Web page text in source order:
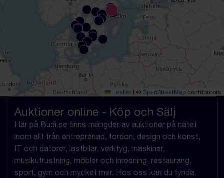
Leaflet © OpenStreetMap contributors
Auktioner online - Köp och Sälj
Här på Budi.se finns mängder av auktioner på nätet
inom allt från entreprenad, fordon, design och konst,
IT och datorer, lastbilar, verktyg, maskiner,
musikutrustning, möbler och inredning, restaurang,
sport, gym och mycket mer. Hos oss kan du fynda